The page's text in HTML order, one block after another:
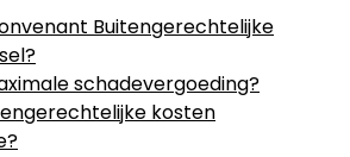
Buitengerechtelijke
schadevergoeding?
kosten